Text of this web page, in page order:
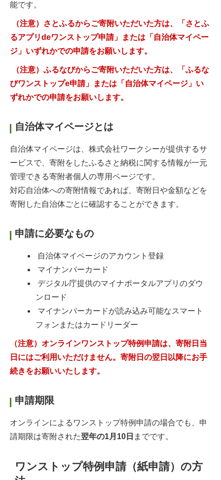
能です。
（注意）さとふるからご寄附いただいた方は、「さとふ
るアプリdeワンストップ申請」または「自治体マイペー
ジ」いずれかでの申請をお願いします。
（注意）ふるなびからご寄附いただいた方は、「ふるな
びワンストップe申請」または「自治体マイページ」い
ずれかでの申請をお願いします。
自治体マイページとは
自治体マイページは、株式会社ワークシーが提供するサ
ービスで、寄附をしたふるさと納税に関する情報が一元
管理できる寄附者個人の専用ページです。
対応自治体への寄附情報であれば、寄附日や金額などを
寄附した自治体ごとに確認することができます。
申請に必要なもの
自治体マイページのアカウント登録
マイナンバーカード
デジタル庁提供のマイナポータルアプリのダウ
ンロード
マイナンバーカードが読み込み可能なスマート
フォンまたはカードリーダー
（注意）オンラインワンストップ特例申請は、寄附日当
日にはご利用いただけません。寄附日の翌日以降にお手
続きをお願いいたします。
申請期限
オンラインによるワンストップ特例申請の場合でも、申
請期限は寄附された翌年の1月10日 までです。
ワンストップ特例申請（紙申請）の方